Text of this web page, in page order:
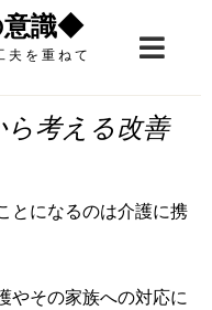
意識◆
夫を重ねて
考える改善
とになるのは介護に携
やその家族への対応に